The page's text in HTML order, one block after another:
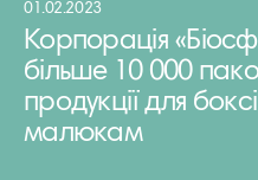
01.02.2023
Корпорація
більше 10 000
продукції для
малюкам